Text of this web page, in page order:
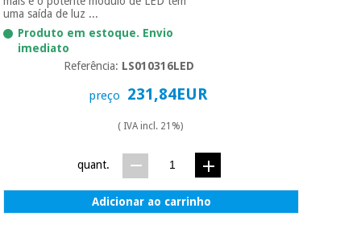
uma saída de luz ...
Produto em estoque. Envio
imediato
Referência: LS010316LED
preço 231,84EUR
( IVA incl. 21%)
quant.
Adicionar ao carrinho